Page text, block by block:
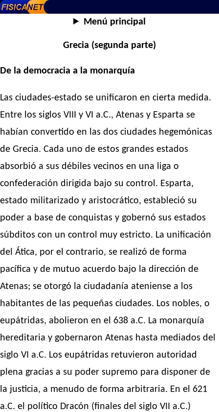
Menú principal
Grecia (segunda parte)
De la democracia a la monarquía
Las ciudades-estado se unificaron en cierta medida.
Entre los siglos VIII y VI a.C., Atenas y Esparta se
habían convertido en las dos ciudades hegemónicas
de Grecia. Cada uno de estos grandes estados
absorbió a sus débiles vecinos en una liga o
confederación dirigida bajo su control. Esparta,
estado militarizado y aristocrático, estableció su
poder a base de conquistas y gobernó sus estados
súbditos con un control muy estricto. La unificación
del Ática, por el contrario, se realizó de forma
pacífica y de mutuo acuerdo bajo la dirección de
Atenas; se otorgó la ciudadanía ateniense a los
habitantes de las pequeñas ciudades. Los nobles, o
eupátridas, abolieron en el 638 a.C. La monarquía
hereditaria y gobernaron Atenas hasta mediados del
siglo VI a.C. Los eupátridas retuvieron autoridad
plena gracias a su poder supremo para disponer de
la justicia, a menudo de forma arbitraria. En el 621
a.C. el político Dracón (finales del siglo VII a.C.)